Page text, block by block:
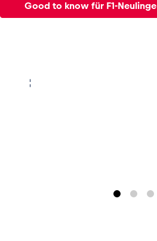
Good to know für F1-Neulinge